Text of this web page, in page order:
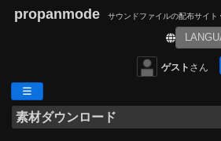
propanmode サウンドファイルの配布サイト
ゲスト さん
素材ダウンロード